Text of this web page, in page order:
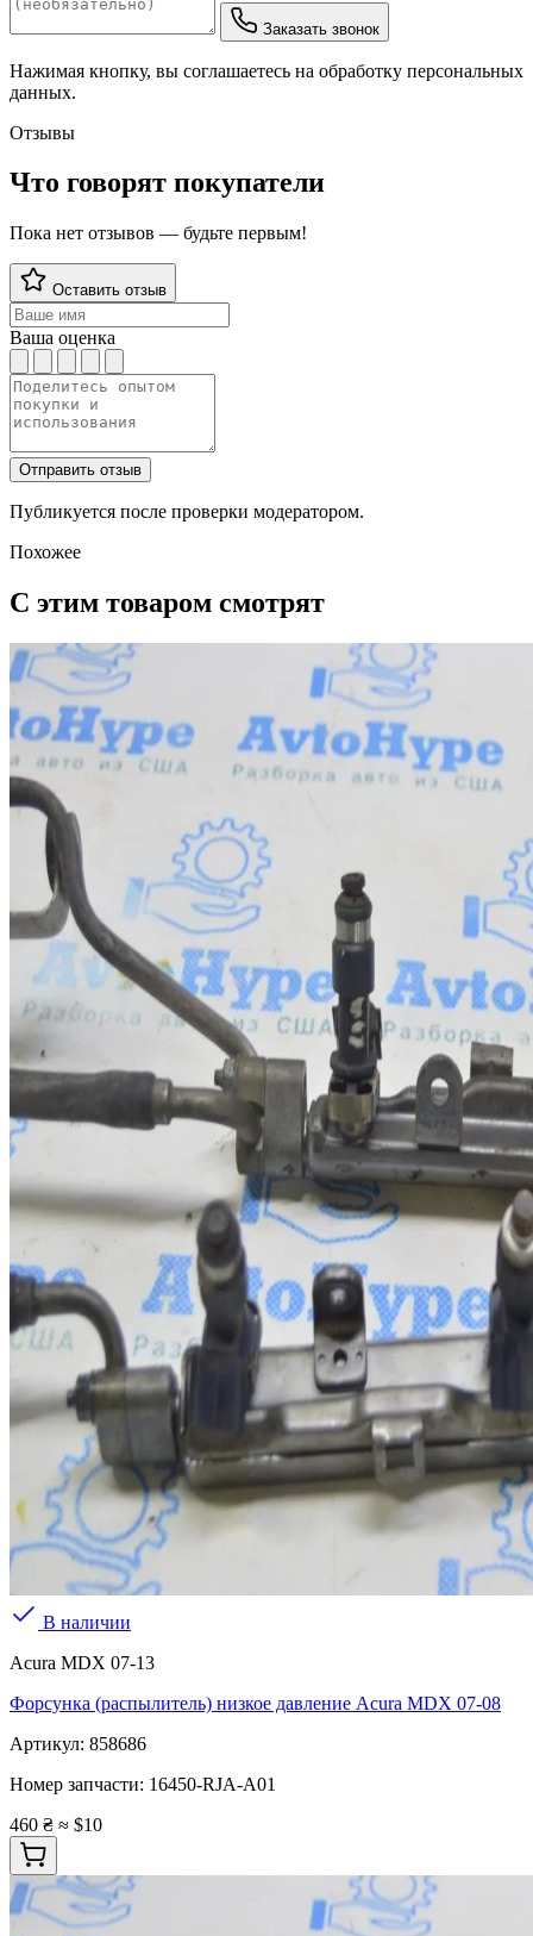
Заказать звонок
Нажимая кнопку, вы соглашаетесь на обработку персональных
данных.
Отзывы
Что говорят покупатели
Пока нет отзывов — будьте первым!
Оставить отзыв
Ваша оценка
Отправить отзыв
Публикуется после проверки модератором.
Похожее
С этим товаром смотрят
В наличии
Acura MDX 07-13
Форсунка (распылитель) низкое давление Acura MDX 07-08
Артикул: 858686
Номер запчасти: 16450-RJA-A01
460 ₴ ≈ $10